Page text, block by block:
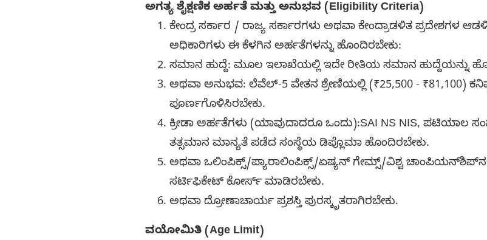
ಅಗತ್ಯ ಶೈಕ್ಷಣಿಕ ಅರ್ಹತೆ ಮತ್ತು ಅನುಭವ (Eligibility Criteria)
ಕೇಂದ್ರ ಸರ್ಕಾರ / ರಾಜ್ಯ ಸರ್ಕಾರಗಳು ಅಥವಾ ಕೇಂದ್ರಾಡಳಿತ ಪ್ರದೇಶಗಳ
ಅಧಿಕಾರಿಗಳು ಈ ಕೆಳಗಿನ ಅರ್ಹತೆಗಳನ್ನು ಹೊಂದಿರಬೇಕು:
ಸಮಾನ ಹುದ್ದೆ: ಮೂಲ ಇಲಾಖೆಯಲ್ಲಿ ಇದೇ ರೀತಿಯ ಸಮಾನ ಹುದ್ದೆಯನ್ನು
ಅಥವಾ ಅನುಭವ: ಲೆವೆಲ್-5 ವೇತನ ಶ್ರೇಣಿಯಲ್ಲಿ (₹25,500 - ₹81,100)
ಪೂರ್ಣಗೊಳಿಸಿರಬೇಕು.
ಕ್ರೀಡಾ ಅರ್ಹತೆಗಳು (ಯಾವುದಾದರೂ ಒಂದು):SAI NS NIS, ಪಟಿಯಾಲ
ತತ್ಸಮಾನ ಮಾನ್ಯತೆ ಪಡೆದ ಸಂಸ್ಥೆಯ ಡಿಪ್ಲೊಮಾ ಹೊಂದಿರಬೇಕು.
ಅಥವಾ ಒಲಿಂಪಿಕ್ಸ್/ಪ್ಯಾರಾಲಿಂಪಿಕ್ಸ್/ಏಷ್ಯನ್ ಗೇಮ್ಸ್/ವಿಶ್ವ
ಸರ್ಟಿಫಿಕೇಟ್ ಕೋರ್ಸ್ ಮಾಡಿರಬೇಕು.
ಅಥವಾ ದ್ರೋಣಾಚಾರ್ಯ ಪ್ರಶಸ್ತಿ ಪುರಸ್ಕೃತರಾಗಿರಬೇಕು.
ವಯೋಮಿತಿ (Age Limit)